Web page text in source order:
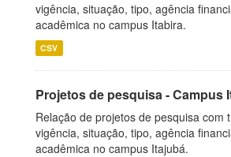
vigência, situação, tipo, agência
acadêmica no campus Itabira.
CSV
Projetos de pesquisa - Campus
Relação de projetos de pesquisa com
vigência, situação, tipo, agência
acadêmica no campus Itajubá.